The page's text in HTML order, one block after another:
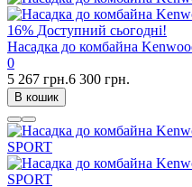
16% Доступний сьогодні!
Насадка до комбайна
0
5 267 грн.6 300 грн.
В кошик